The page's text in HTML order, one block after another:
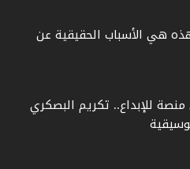
هي الأسباب الحقيقية عن
للإبداع.. تكريم البصكري